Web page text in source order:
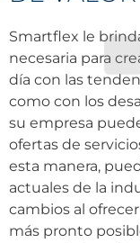
Smartflex le
necesaria para
día con las
como con los
su empresa
ofertas de
esta manera,
actuales de la
cambios al
más pronto